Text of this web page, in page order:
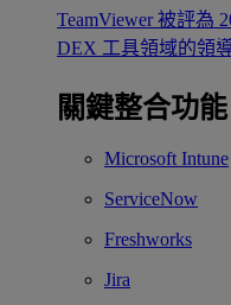
TeamViewer 被評為
DEX 工具領域的領
關鍵整合功能
Microsoft Intune
ServiceNow
Freshworks
Jira